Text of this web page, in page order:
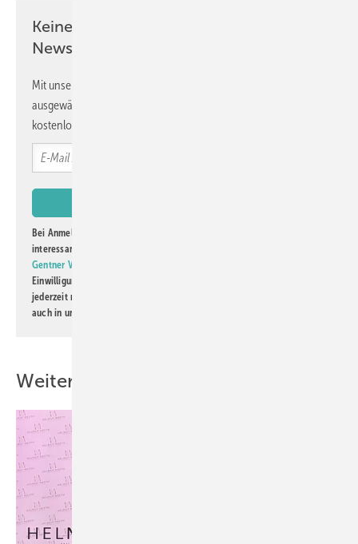
Keine Zeit? Kein Problem mit dem GW
Newsletter!
Mit unserem Newsletter erhalten Sie regelmäßig von uns
ausgewählte Informationen und Neuigkeiten, gebündelt und
kostenlos direkt ins Postfach.
Bei Anmeldung zu diesem Newsletter bin ich damit einverstanden, über
interessante Verlags- und Online-Angebote
Gentner Verlag GmbH & Co. KG
Einwilligung kann ich jederzeit widerrufen und eine Abmeldung ist
jederzeit möglich. Informationen zum Umgang mit Daten finden Sie
auch in unserer
Weitere Inhalte